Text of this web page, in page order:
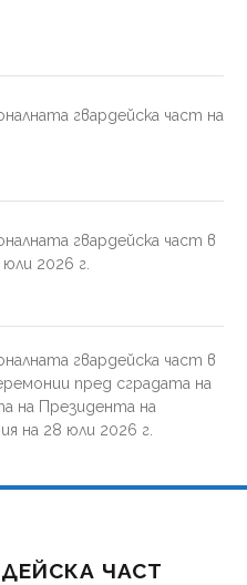
гвардейска част на
гвардейска част в
2026 г.
гвардейска част в
пред сградата на
на Президента на
на 28 юли 2026 г.
ЧАСТ